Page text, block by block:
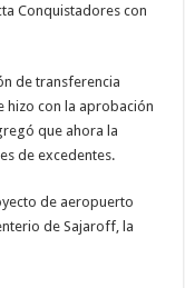
Conquistadores con
de transferencia
hizo con la aprobación
que ahora la
de excedentes.
de aeropuerto
de Sajaroff, la